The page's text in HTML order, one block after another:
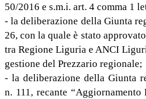
50/2016 e s.m.i. art. 4 comma 1
- la deliberazione della Giunta
26, con la quale è stato
tra Regione Liguria e ANCI
gestione del Prezzario regionale;
- la deliberazione della Giunta
n. 111, recante